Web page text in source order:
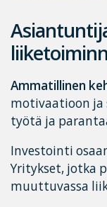
Ammatillinen
motivaatioon ja
työtä ja
Investointi
Yritykset, jotka
muuttuvassa